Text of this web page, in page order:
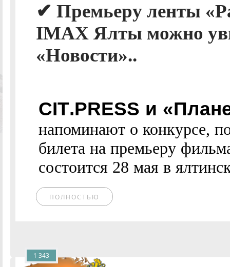
✔ Премьеру ленты
IMAX Ялты можно
«Новости»..
CIT.PRESS и
напоминают о конкурсе,
билета на премьеру
состоится 28 мая в
ПОЛНОСТЬЮ
1 343